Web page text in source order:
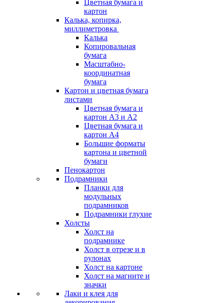
Цветная бумага и
картон
Калька, копирка,
миллиметровка
Калька
Копировальная
бумага
Масштабно-
координатная
бумага
Картон и цветная бумага
листами
Цветная бумага и
картон А3 и А2
Цветная бумага и
картон А4
Большие форматы
картона и цветной
бумаги
Пенокартон
Подрамники
Планки для
модульных
подрамников
Подрамники глухие
Холсты
Холст на
подрамнике
Холст в отрезе и в
рулонах
Холст на картоне
Холст на магните и
значки
Лаки и клея для